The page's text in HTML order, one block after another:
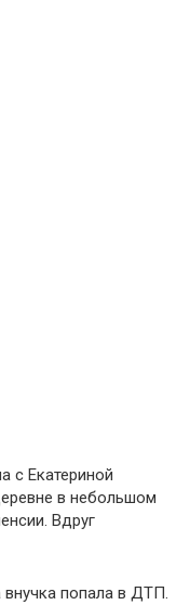
с Екатериной
в небольшом
Вдруг
попала в ДТП.